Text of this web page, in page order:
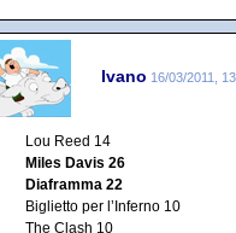
Ivano 16/03/2011,
Lou Reed 14
Miles Davis 26
Diaframma 22
Biglietto per l’Inferno 10
The Clash 10